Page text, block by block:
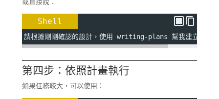
Shell
請根據剛剛確認的設計，使用 writing-plans 幫我建立實作
第四步：依照計畫執行
如果任務較大，可以使用：